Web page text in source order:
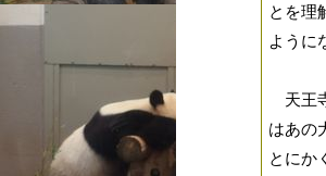
とを理
ように
天王
はあの
とにか